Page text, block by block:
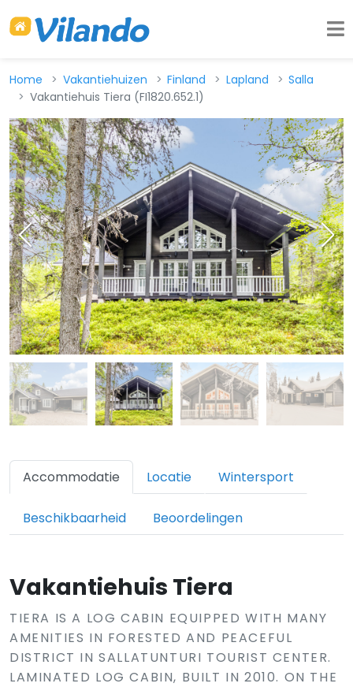
Home Vakantiehuizen Finland Lapland
Salla
Vakantiehuis Tiera (FI1820.652.1)
Accommodatie Locatie Wintersport
Beschikbaarheid Beoordelingen
Vakantiehuis Tiera
TIERA IS A LOG CABIN EQUIPPED WITH MANY
AMENITIES IN FORESTED AND PEACEFUL
DISTRICT IN SALLATUNTURI TOURIST CENTER.
LAMINATED LOG CABIN, BUILT IN 2010. ON THE